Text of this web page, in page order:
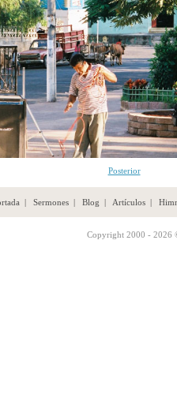
Posterior
| Sermones| Blog | Artículos|
Copyright 2000 - 2026